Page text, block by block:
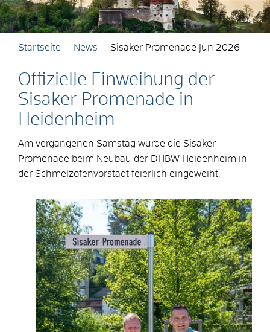
Startseite News Sisaker Promenade Jun 2026
Offizielle Einweihung der
Sisaker Promenade in
Heidenheim
Am vergangenen Samstag wurde die Sisaker
Promenade beim Neubau der DHBW Heidenheim in
der Schmelzofenvorstadt feierlich eingeweiht.